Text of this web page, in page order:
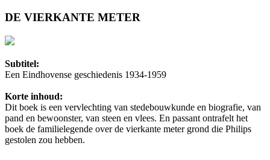
DE VIERKANTE METER
Subtitel:
Een Eindhovense geschiedenis 1934-1959
Korte inhoud:
Dit boek is een vervlechting van stedebouwkunde en biografie, van
pand en bewoonster, van steen en vlees. En passant ontrafelt het
boek de familielegende over de vierkante meter grond die Philips
gestolen zou hebben.